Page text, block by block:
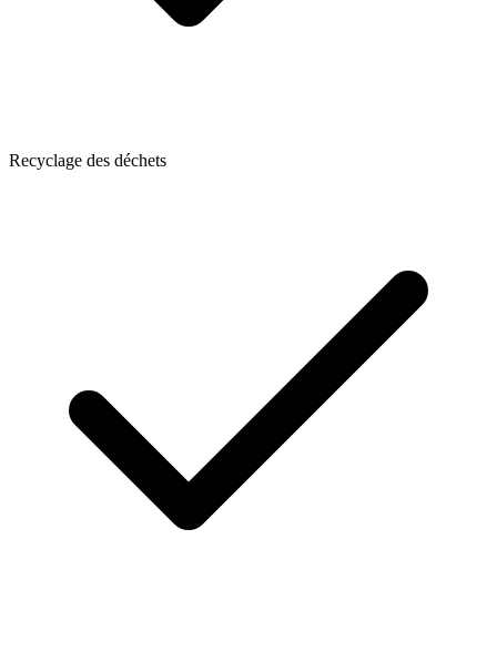
Recyclage des déchets